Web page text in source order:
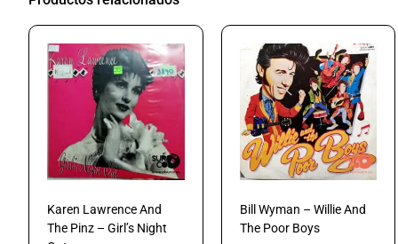
Karen Lawrence And
The Pinz – Girl’s Night
Bill Wyman – Willie And
The Poor Boys